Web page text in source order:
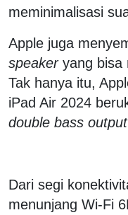
meminimalisasi
Apple juga
speakeryang bisa
Tak hanya itu,
iPad Air 2024
double bass output
Dari segi
menunjang Wi-Fi